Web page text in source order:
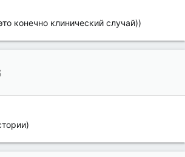
конечно клинический случай))